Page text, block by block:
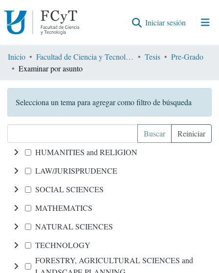
Iniciar sesión (current)
Comunidades
Encontrar por
Inicio Facultad de Ciencia y Tecnología Tesis
Pre-Grado
Examinar por asunto
Selecciona un tema para agregar como filtro de búsqueda
Buscar
Reiniciar
HUMANITIES and RELIGION
LAW/JURISPRUDENCE
SOCIAL SCIENCES
MATHEMATICS
NATURAL SCIENCES
TECHNOLOGY
FORESTRY, AGRICULTURAL SCIENCES and